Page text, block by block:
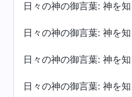
日々の神の御言葉: 神を
日々の神の御言葉: 神を
日々の神の御言葉: 神を
日々の神の御言葉: 神を